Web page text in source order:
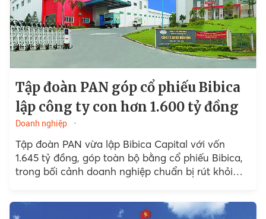
Tập đoàn PAN góp cổ phiếu Bibica
lập công ty con hơn 1.600 tỷ đồng
Doanh nghiệp
Tập đoàn PAN vừa lập Bibica Capital với vốn
1.645 tỷ đồng, góp toàn bộ bằng cổ phiếu Bibica,
trong bối cảnh doanh nghiệp chuẩn bị rút khỏi